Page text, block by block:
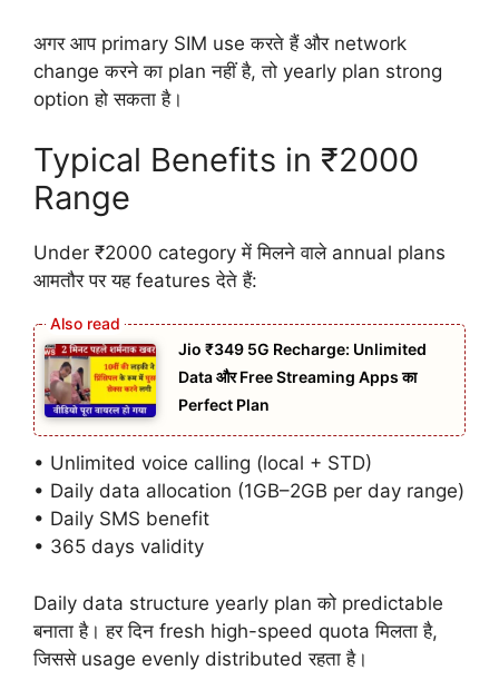
अगर आप primary SIM use करते हैं और network
change करने का plan नहीं है, तो yearly plan strong
option हो सकता है।
Typical Benefits in ₹2000
Range
Under ₹2000 category में मिलने वाले annual plans
आमतौर पर यह features देते हैं:
Jio ₹349 5G Recharge: Unlimited
Data और Free Streaming Apps का
Perfect Plan
• Unlimited voice calling (local + STD)
• Daily data allocation (1GB–2GB per day range)
• Daily SMS benefit
• 365 days validity
Daily data structure yearly plan को predictable
बनाता है। हर दिन fresh high-speed quota मिलता है,
जिससे usage evenly distributed रहता है।